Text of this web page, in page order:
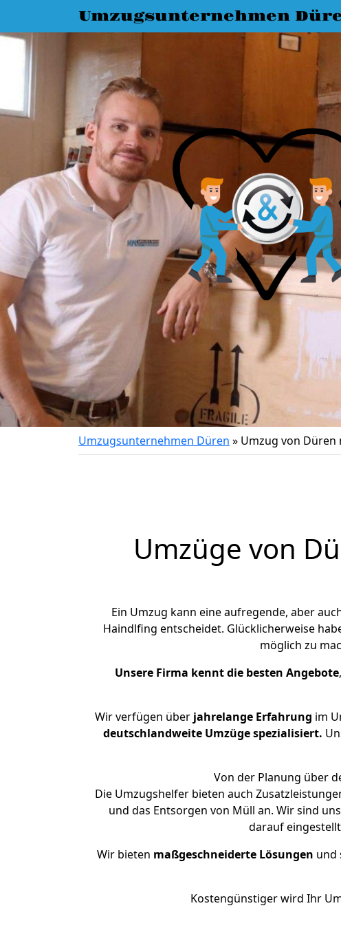
Umzugsunternehmen
Umzugsunternehmen Düren » Umzug von Düren
Umzüge von
Ein Umzug kann eine aufregende, aber
Haindlfing entscheidet. Glücklicherweise
möglich zu
Unsere Firma kennt die besten Angebote
Wir verfügen über jahrelange Erfahrung im
deutschlandweite Umzüge spezialisiert.
Von der Planung über
Die Umzugshelfer bieten auch
und das Entsorgen von Müll an. Wir sind
darauf
Wir bieten maßgeschneiderte Lösungen und
Kostengünstiger wird Ihr